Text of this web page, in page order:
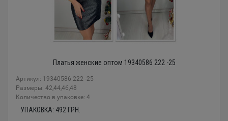
Платья женские оптом 19340586 222 -25
Артикул: 19340586 222 -25
Размеры: 42,44,46,48
Количество в упаковке: 4
УПАКОВКА: 492 ГРН.